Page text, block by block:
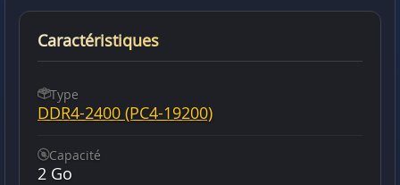
Caractéristiques
Type
DDR4-2400 (PC4-19200)
Capacité
2 Go